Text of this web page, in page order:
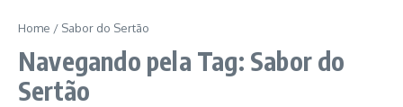
Home / Sabor do Sertão
Navegando pela Tag: Sabor do
Sertão